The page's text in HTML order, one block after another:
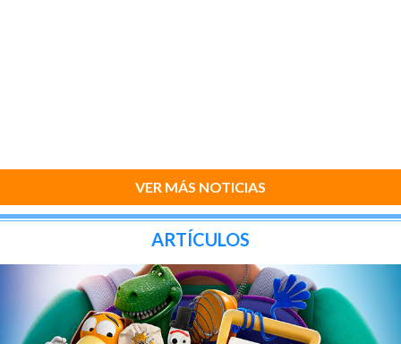
VER MÁS NOTICIAS
ARTÍCULOS